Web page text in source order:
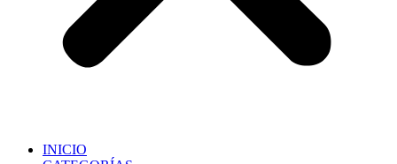
INICIO